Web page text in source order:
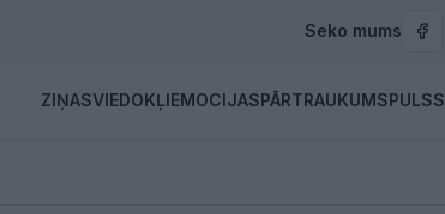
Seko mums
ZIŅASVIEDOKĻIEMOCIJASPĀRTRAUKUMSPULSS